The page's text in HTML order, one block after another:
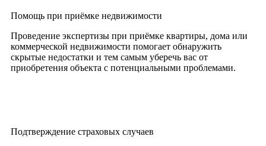
Помощь при приёмке недвижимости
Проведение экспертизы при приёмке квартиры, дома или
коммерческой недвижимости помогает обнаружить
скрытые недостатки и тем самым уберечь вас от
приобретения объекта с потенциальными проблемами.
Подтверждение страховых случаев